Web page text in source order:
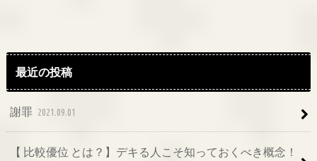
最近の投稿
謝罪 2021.09.01
【 比較優位 とは？】デキる人こそ知っておくべき概念！